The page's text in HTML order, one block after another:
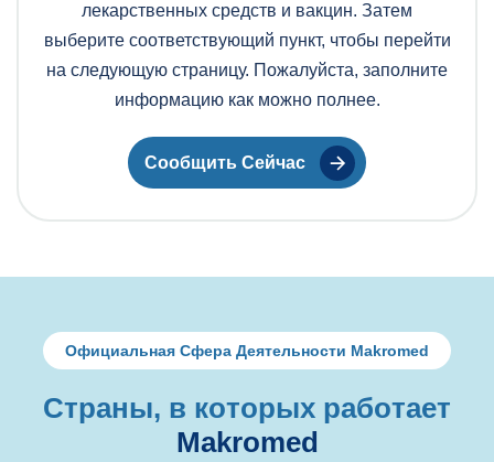
лекарственных средств и вакцин. Затем
выберите соответствующий пункт, чтобы перейти
на следующую страницу. Пожалуйста, заполните
информацию как можно полнее.
Сообщить Сейчас
Официальная Сфера Деятельности Makromed
Страны, в которых работает
Makromed